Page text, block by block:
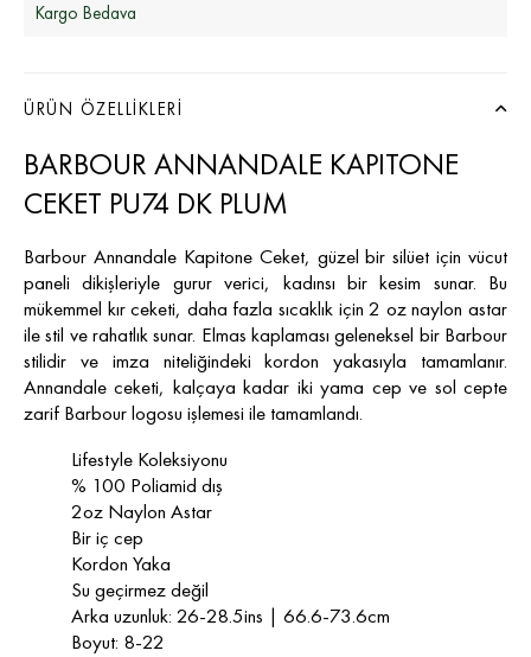
Kargo Bedava
ÜRÜN ÖZELLIKLERI
BARBOUR ANNANDALE KAPITONE
CEKET PU74 DK PLUM
Barbour Annandale Kapitone Ceket, güzel bir silüet için vücut
paneli dikişleriyle gurur verici, kadınsı bir kesim sunar. Bu
mükemmel kır ceketi, daha fazla sıcaklık için 2 oz naylon astar
ile stil ve rahatlık sunar. Elmas kaplaması geleneksel bir Barbour
stilidir ve imza niteliğindeki kordon yakasıyla tamamlanır.
Annandale ceketi, kalçaya kadar iki yama cep ve sol cepte
zarif Barbour logosu işlemesi ile tamamlandı.
Lifestyle Koleksiyonu
% 100 Poliamid dış
2oz Naylon Astar
Bir iç cep
Kordon Yaka
Su geçirmez değil
Arka uzunluk: 26-28.5ins | 66.6-73.6cm
Boyut: 8-22